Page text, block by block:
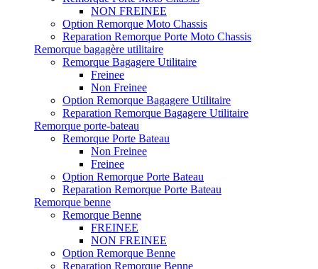
NON FREINEE
Option Remorque Moto Chassis
Reparation Remorque Porte Moto Chassis
Remorque bagagère utilitaire
Remorque Bagagere Utilitaire
Freinee
Non Freinee
Option Remorque Bagagere Utilitaire
Reparation Remorque Bagagere Utilitaire
Remorque porte-bateau
Remorque Porte Bateau
Non Freinee
Freinee
Option Remorque Porte Bateau
Reparation Remorque Porte Bateau
Remorque benne
Remorque Benne
FREINEE
NON FREINEE
Option Remorque Benne
Reparation Remorque Benne